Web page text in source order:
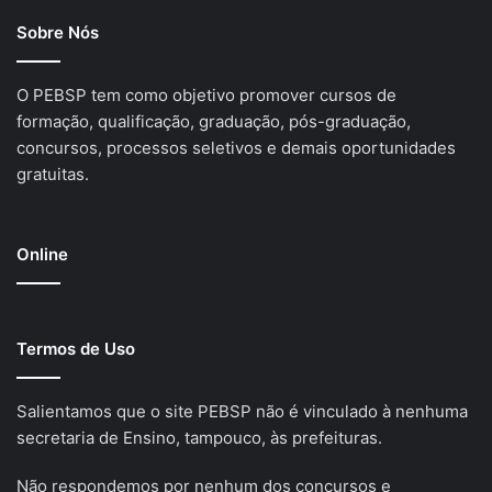
Sobre Nós
O PEBSP tem como objetivo promover cursos de
formação, qualificação, graduação, pós-graduação,
concursos, processos seletivos e demais oportunidades
gratuitas.
Online
Termos de Uso
Salientamos que o site PEBSP não é vinculado à nenhuma
secretaria de Ensino, tampouco, às prefeituras.
Não respondemos por nenhum dos concursos e